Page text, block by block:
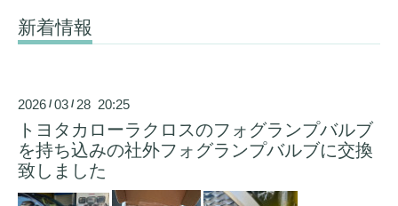
新着情報
2026 /03 / 28 20:25
トヨタカローラクロスのフォグランプバルブ
を持ち込みの社外フォグランプバルブに交換
致しました